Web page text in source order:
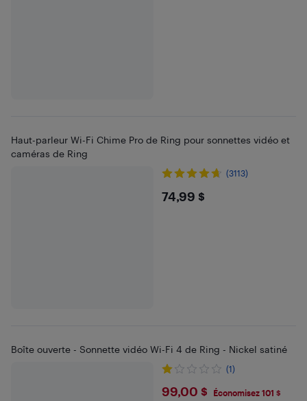
Haut-parleur Wi-Fi Chime Pro de Ring pour sonnettes vidéo et
caméras de Ring
(3113)
$74.99
74,99 $
Boîte ouverte - Sonnette vidéo Wi-Fi 4 de Ring - Nickel satiné
(1)
$99
99,00 $ Économisez 101 $